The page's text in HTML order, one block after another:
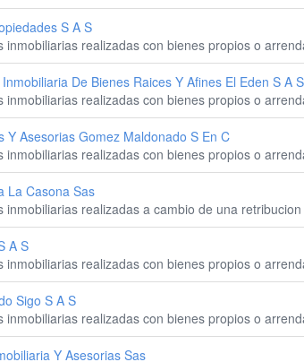
S A S
inmobiliarias realizadas con bienes propios o
De Bienes Raices Y Afines El Eden S A S
inmobiliarias realizadas con bienes propios o
Y Asesorias Gomez Maldonado S En C
inmobiliarias realizadas con bienes propios o
La Casona Sas
inmobiliarias realizadas a cambio de una
A S
inmobiliarias realizadas con bienes propios o
Sigo S A S
inmobiliarias realizadas con bienes propios o
Y Asesorias Sas